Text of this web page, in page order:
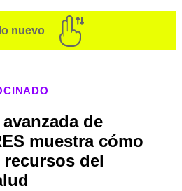
nuevo
de
muestra cómo
del